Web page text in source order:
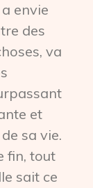
envie
des
va
et
sa vie.
fin, tout
sait ce